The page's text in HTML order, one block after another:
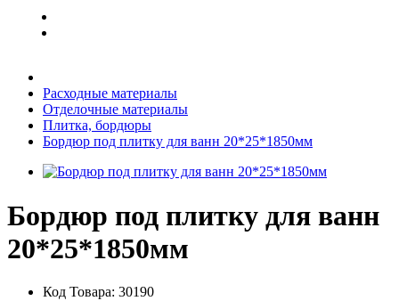
Хозяйственные товары
Строительные товары
Расходные материалы
Отделочные материалы
Плитка, бордюры
Бордюр под плитку для ванн 20*25*1850мм
Бордюр под плитку для ванн
20*25*1850мм
Код Товара: 30190